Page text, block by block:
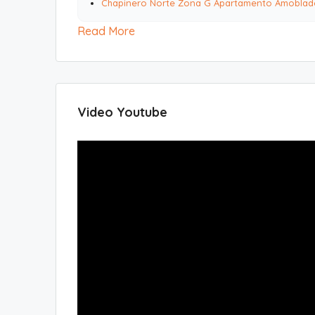
Chapinero Norte Zona G Apartamento
Read More
Video Youtube